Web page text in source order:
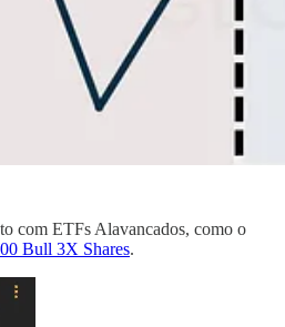
com ETFs Alavancados, como o
Bull 3X Shares.